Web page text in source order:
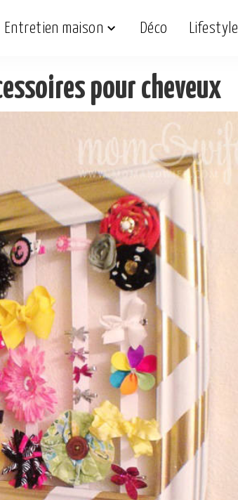
Entretien maison Déco Lifestyle
pour cheveux